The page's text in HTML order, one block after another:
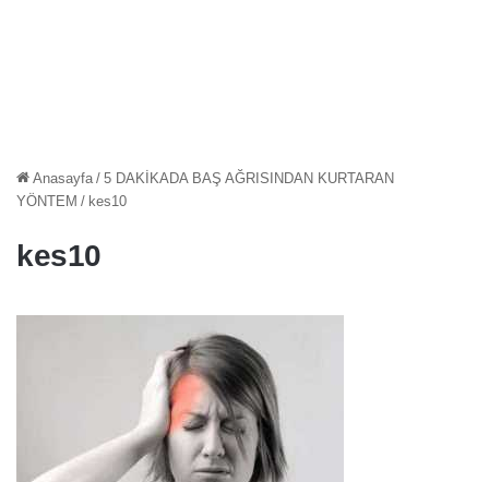
Anasayfa / 5 DAKİKADA BAŞ AĞRISINDAN KURTARAN
YÖNTEM / kes10
kes10